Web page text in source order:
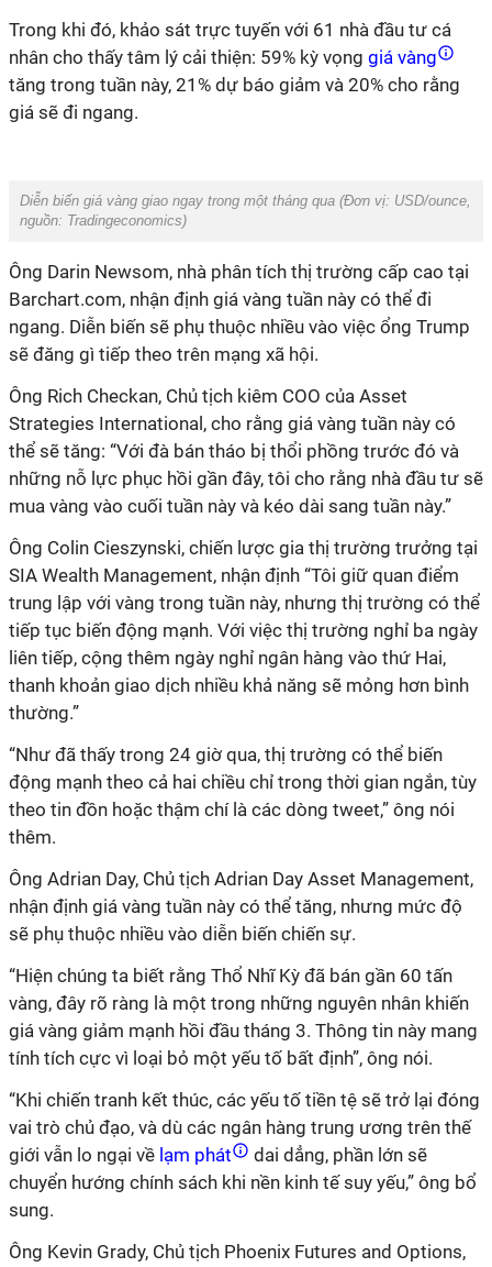
Trong khi đó, khảo sát trực tuyến với 61 nhà đầu tư cá
nhân cho thấy tâm lý cải thiện: 59% kỳ vọng giá vàng
tăng trong tuần này, 21% dự báo giảm và 20% cho rằng
giá sẽ đi ngang.
Diễn biến giá vàng giao ngay trong một tháng qua (Đơn vị: USD/ounce,
nguồn: Tradingeconomics)
Ông Darin Newsom, nhà phân tích thị trường cấp cao tại
Barchart.com, nhận định giá vàng tuần này có thể đi
ngang. Diễn biến sẽ phụ thuộc nhiều vào việc ổng Trump
sẽ đăng gì tiếp theo trên mạng xã hội.
Ông Rich Checkan, Chủ tịch kiêm COO của Asset
Strategies International, cho rằng giá vàng tuần này có
thể sẽ tăng: “Với đà bán tháo bị thổi phồng trước đó và
những nỗ lực phục hồi gần đây, tôi cho rằng nhà đầu tư sẽ
mua vàng vào cuối tuần này và kéo dài sang tuần này.”
Ông Colin Cieszynski, chiến lược gia thị trường trưởng tại
SIA Wealth Management, nhận định “Tôi giữ quan điểm
trung lập với vàng trong tuần này, nhưng thị trường có thể
tiếp tục biến động mạnh. Với việc thị trường nghỉ ba ngày
liên tiếp, cộng thêm ngày nghỉ ngân hàng vào thứ Hai,
thanh khoản giao dịch nhiều khả năng sẽ mỏng hơn bình
thường.”
“Như đã thấy trong 24 giờ qua, thị trường có thể biến
động mạnh theo cả hai chiều chỉ trong thời gian ngắn, tùy
theo tin đồn hoặc thậm chí là các dòng tweet,” ông nói
thêm.
Ông Adrian Day, Chủ tịch Adrian Day Asset Management,
nhận định giá vàng tuần này có thể tăng, nhưng mức độ
sẽ phụ thuộc nhiều vào diễn biến chiến sự.
“Hiện chúng ta biết rằng Thổ Nhĩ Kỳ đã bán gần 60 tấn
vàng, đây rõ ràng là một trong những nguyên nhân khiến
giá vàng giảm mạnh hồi đầu tháng 3. Thông tin này mang
tính tích cực vì loại bỏ một yếu tố bất định”, ông nói.
“Khi chiến tranh kết thúc, các yếu tố tiền tệ sẽ trở lại đóng
vai trò chủ đạo, và dù các ngân hàng trung ương trên thế
giới vẫn lo ngại về lạm phát
dai dẳng, phần lớn sẽ
chuyển hướng chính sách khi nền kinh tế suy yếu,” ông bổ
sung.
Ông Kevin Grady, Chủ tịch Phoenix Futures and Options,